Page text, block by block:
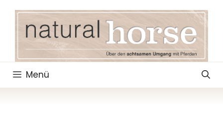
springen
Menü